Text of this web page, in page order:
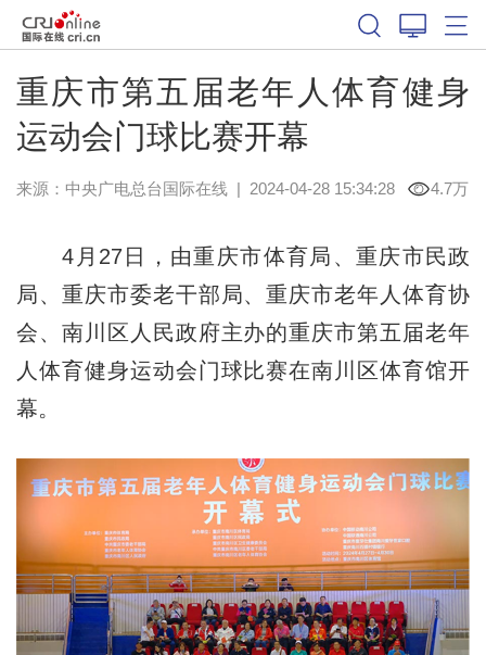
重庆市第五届老年人体育健身
运动会门球比赛开幕
来源：中央广电总台国际在线| 2024-04-28 15:34:28 4.7万
4月27日，由重庆市体育局、重庆市民政
局、重庆市委老干部局、重庆市老年人体育协
会、南川区人民政府主办的重庆市第五届老年
人体育健身运动会门球比赛在南川区体育馆开
幕。